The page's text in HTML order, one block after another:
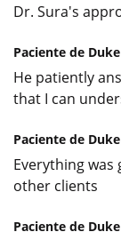
Dr. Sura's
Paciente de
He patiently
that I can
Paciente de
Everything
other clients
Paciente de